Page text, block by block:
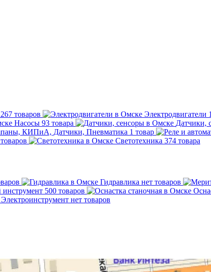
267 товаров Электродвигатели
Насосы 93 товара Датчики,
КИПиА, Датчики, Пневматика 1 товар
Светотехника 374 товара
Гидравлика нет товаров
500 товаров
Электроинструмент нет товаров